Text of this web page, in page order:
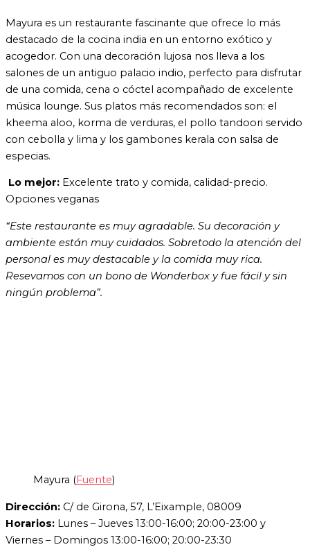
Mayura es un restaurante fascinante que ofrece lo más
destacado de la cocina india en un entorno exótico y
acogedor. Con una decoración lujosa nos lleva a los
salones de un antiguo palacio indio, perfecto para disfrutar
de una comida, cena o cóctel acompañado de excelente
música lounge. Sus platos más recomendados son: el
kheema aloo, korma de verduras, el pollo tandoori servido
con cebolla y lima y los gambones kerala con salsa de
especias.
Lo mejor: Excelente trato y comida, calidad-precio.
Opciones veganas
“Este restaurante es muy agradable. Su decoración y
ambiente están muy cuidados. Sobretodo la atención del
personal es muy destacable y la comida muy rica.
Resevamos con un bono de Wonderbox y fue fácil y sin
ningún problema”.
Mayura (Fuente)
Dirección: C/ de Girona, 57, L’Eixample, 08009
Horarios: Lunes – Jueves 13:00-16:00; 20:00-23:00 y
Viernes – Domingos 13:00-16:00; 20:00-23:30